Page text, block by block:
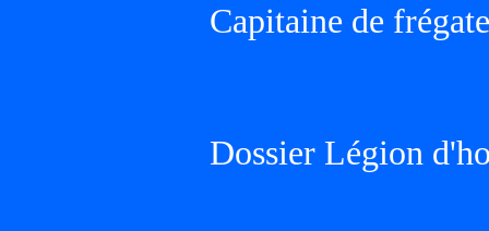
Capitaine de frégate
Dossier Légion